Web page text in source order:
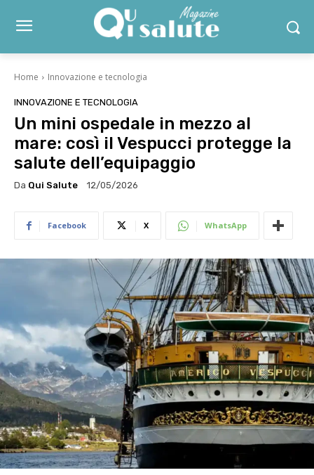
Home Innovazione e tecnologia
INNOVAZIONE E TECNOLOGIA
Un mini ospedale in mezzo al
mare: così il Vespucci protegge la
salute dell’equipaggio
Da Qui Salute 12/05/2026
Facebook X WhatsApp